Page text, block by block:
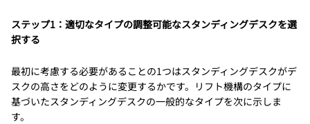
ステップ1：適切なタイプの調整可能なスタンディングデスクを選
択する
最初に考慮する必要があることの1つはスタンディングデスクがデ
スクの高さをどのように変更するかです。リフト機構のタイプに
基づいたスタンディングデスクの一般的なタイプを次に示しま
す。